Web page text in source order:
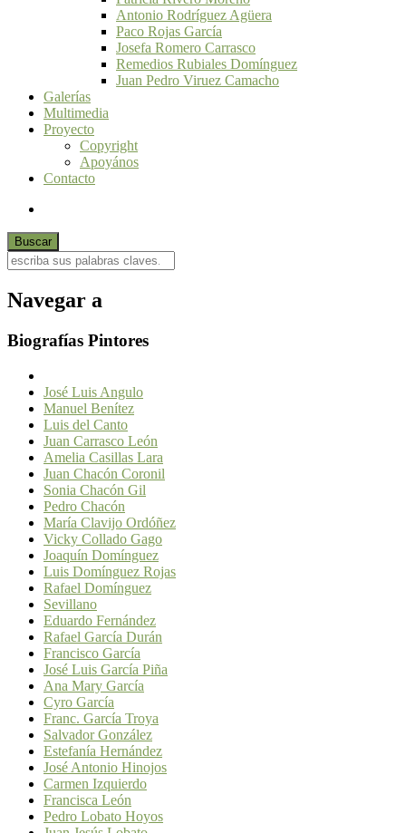
Antonio Rodríguez Agüera
Paco Rojas García
Josefa Romero Carrasco
Remedios Rubiales Domínguez
Juan Pedro Viruez Camacho
Galerías
Multimedia
Proyecto
Copyright
Apoyános
Contacto
Navegar a
Biografías Pintores
José Luis Angulo
Manuel Benítez
Luis del Canto
Juan Carrasco León
Amelia Casillas Lara
Juan Chacón Coronil
Sonia Chacón Gil
Pedro Chacón
María Clavijo Ordóñez
Vicky Collado Gago
Joaquín Domínguez
Luis Domínguez Rojas
Rafael Domínguez
Sevillano
Eduardo Fernández
Rafael García Durán
Francisco García
José Luis García Piña
Ana Mary García
Cyro García
Franc. García Troya
Salvador González
Estefanía Hernández
José Antonio Hinojos
Carmen Izquierdo
Francisca León
Pedro Lobato Hoyos